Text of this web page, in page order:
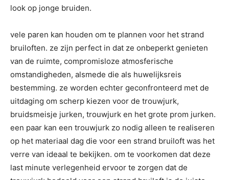
look op jonge bruiden.
vele paren kan houden om te plannen voor het strand
bruiloften. ze zijn perfect in dat ze onbeperkt genieten
van de ruimte, compromisloze atmosferische
omstandigheden, alsmede die als huwelijksreis
bestemming. ze worden echter geconfronteerd met de
uitdaging om scherp kiezen voor de trouwjurk,
bruidsmeisje jurken, trouwjurk en het grote prom jurken.
een paar kan een trouwjurk zo nodig alleen te realiseren
op het materiaal dag die voor een strand bruiloft was het
verre van ideaal te bekijken. om te voorkomen dat deze
last minute verlegenheid ervoor te zorgen dat de